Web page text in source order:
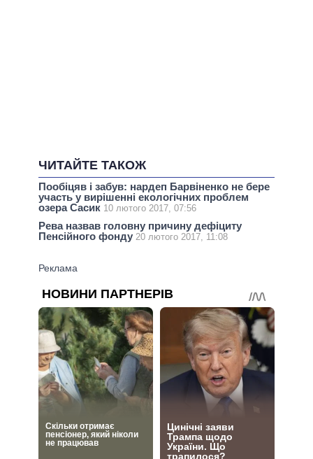
ЧИТАЙТЕ ТАКОЖ
Пообіцяв і забув: нардеп Барвіненко не бере
участь у вирішенні екологічних проблем
озера Сасик 10 лютого 2017, 07:56
Рева назвав головну причину дефіциту
Пенсійного фонду 20 лютого 2017, 11:08